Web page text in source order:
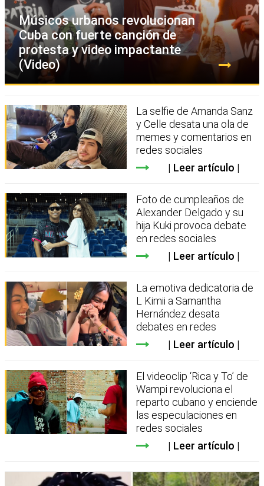
Músicos urbanos revolucionan
Cuba con fuerte canción de
protesta y video impactante
(Video)
La selfie de Amanda Sanz
y Celle desata una ola de
memes y comentarios en
redes sociales
Leer artículo
Foto de cumpleaños de
Alexander Delgado y su
hija Kuki provoca debate
en redes sociales
Leer artículo
La emotiva dedicatoria de
L Kimii a Samantha
Hernández desata
debates en redes
Leer artículo
El videoclip ‘Rica y To’ de
Wampi revoluciona el
reparto cubano y enciende
las especulaciones en
redes sociales
Leer artículo